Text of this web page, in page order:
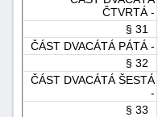
ČTVRTÁ -
§ 31
ČÁST DVACÁTÁ PÁTÁ -
§ 32
ČÁST DVACÁTÁ ŠESTÁ
-
§ 33